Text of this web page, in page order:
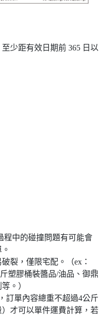
少距有效日期前 365 日以
中的碰撞問題有可能會
。
裂，僅限宅配。（ex：
塑膠桶裝醬品/油品、御鼎
。）
訂單內容總重不超過4公斤
）才可以單件運費計算，若